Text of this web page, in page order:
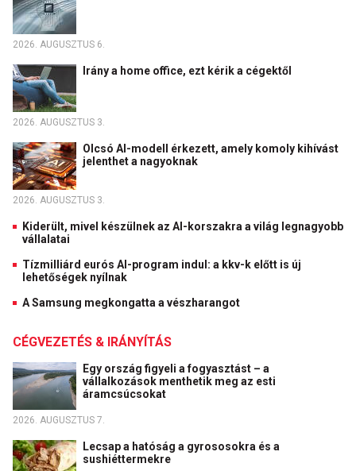
2026. AUGUSZTUS 6.
Irány a home office, ezt kérik a cégektől
2026. AUGUSZTUS 3.
Olcsó AI-modell érkezett, amely komoly kihívást
jelenthet a nagyoknak
2026. AUGUSZTUS 3.
Kiderült, mivel készülnek az AI-korszakra a világ legnagyobb
vállalatai
Tízmilliárd eurós AI-program indul: a kkv-k előtt is új
lehetőségek nyílnak
A Samsung megkongatta a vészharangot
CÉGVEZETÉS & IRÁNYÍTÁS
Egy ország figyeli a fogyasztást – a
vállalkozások menthetik meg az esti
áramcsúcsokat
2026. AUGUSZTUS 7.
Lecsap a hatóság a gyrososokra és a
sushiéttermekre